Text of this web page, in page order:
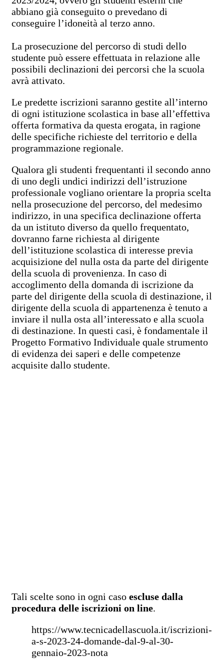
abbiano già conseguito o prevedano di
conseguire l’idoneità al terzo anno.
La prosecuzione del percorso di studi dello
studente può essere effettuata in relazione alle
possibili declinazioni dei percorsi che la scuola
avrà attivato.
Le predette iscrizioni saranno gestite all’interno
di ogni istituzione scolastica in base all’effettiva
offerta formativa da questa erogata, in ragione
delle specifiche richieste del territorio e della
programmazione regionale.
Qualora gli studenti frequentanti il secondo anno
di uno degli undici indirizzi dell’istruzione
professionale vogliano orientare la propria scelta
nella prosecuzione del percorso, del medesimo
indirizzo, in una specifica declinazione offerta
da un istituto diverso da quello frequentato,
dovranno farne richiesta al dirigente
dell’istituzione scolastica di interesse previa
acquisizione del nulla osta da parte del dirigente
della scuola di provenienza. In caso di
accoglimento della domanda di iscrizione da
parte del dirigente della scuola di destinazione, il
dirigente della scuola di appartenenza è tenuto a
inviare il nulla osta all’interessato e alla scuola
di destinazione. In questi casi, è fondamentale il
Progetto Formativo Individuale quale strumento
di evidenza dei saperi e delle competenze
acquisite dallo studente.
Tali scelte sono in ogni caso escluse dalla
procedura delle iscrizioni on line.
https://www.tecnicadellascuola.it/iscrizioni-
a-s-2023-24-domande-dal-9-al-30-
gennaio-2023-nota